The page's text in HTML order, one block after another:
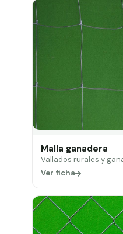
Malla ganadera
Vallados rurales y
Ver ficha